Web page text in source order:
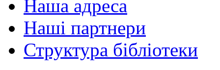
Наша адреса
Наші партнери
Структура бібліотеки